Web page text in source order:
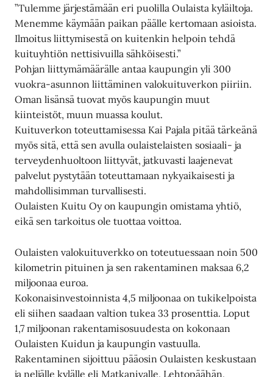
”Tulemme järjestämään eri puolilla Oulaista kyläiltoja.
Menemme käymään paikan päälle kertomaan asioista.
Ilmoitus liittymisestä on kuitenkin helpoin tehdä
kuituyhtiön nettisivuilla sähköisesti.”
Pohjan liittymämäärälle antaa kaupungin yli 300
vuokra-asunnon liittäminen valokuituverkon piiriin.
Oman lisänsä tuovat myös kaupungin muut
kiinteistöt, muun muassa koulut.
Kuituverkon toteuttamisessa Kai Pajala pitää tärkeänä
myös sitä, että sen avulla oulaistelaisten sosiaali- ja
terveydenhuoltoon liittyvät, jatkuvasti laajenevat
palvelut pystytään toteuttamaan nykyaikaisesti ja
mahdollisimman turvallisesti.
Oulaisten Kuitu Oy on kaupungin omistama yhtiö,
eikä sen tarkoitus ole tuottaa voittoa.
Oulaisten valokuituverkko on toteutuessaan noin 500
kilometrin pituinen ja sen rakentaminen maksaa 6,2
miljoonaa euroa.
Kokonaisinvestoinnista 4,5 miljoonaa on tukikelpoista
eli siihen saadaan valtion tukea 33 prosenttia. Loput
1,7 miljoonan rakentamisosuudesta on kokonaan
Oulaisten Kuidun ja kaupungin vastuulla.
Rakentaminen sijoittuu pääosin Oulaisten keskustaan
ja neljälle kylälle eli Matkanivalle, Lehtopäähän,